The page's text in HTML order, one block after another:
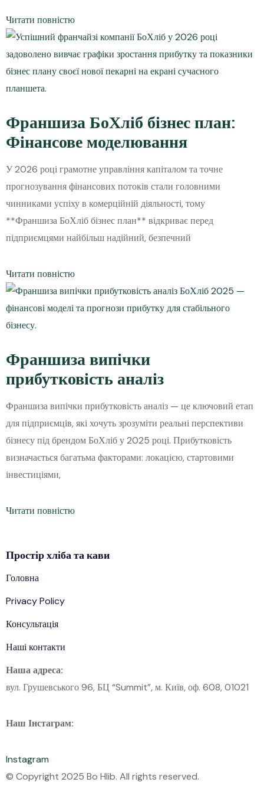
Читати повністю
Франшиза БоХліб бізнес план:
Фінансове моделювання
У 2026 році грамотне управління капіталом та точне
прогнозування фінансових потоків стали головними
чинниками успіху в комерційній діяльності, тому
**Франшиза БоХліб бізнес план** відкриває перед
підприємцями найбільш надійний, безпечний
Читати повністю
Франшиза випічки
прибутковість аналіз
Франшиза випічки прибутковість аналіз — це ключовий етап
для підприємців, які хочуть зрозуміти реальні перспективи
бізнесу під брендом БоХліб у 2025 році. Прибутковість
визначається багатьма факторами: локацією, стартовими
інвестиціями,
Читати повністю
Простірхлібата кави
Головна
Privacy Policy
Консультація
Наші контакти
Наша адреса:
вул. Грушевського 96, БЦ “Summit”, м. Київ, оф. 608, 01021
Наш Інстаграм:
Instagram
© Copyright 2025 Bo Hlib. All rights reserved.